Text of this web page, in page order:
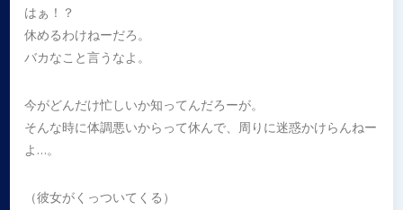
はぁ！？
休めるわけねーだろ。
バカなこと言うなよ。
今がどんだけ忙しいか知ってんだろーが。
そんな時に体調悪いからって休んで、周りに迷惑かけらんねー
よ…。
（彼女がくっついてくる）